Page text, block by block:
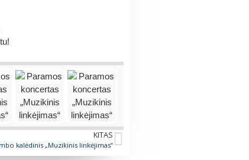
KITAS
kalėdinis „Muzikinis linkėjimas“